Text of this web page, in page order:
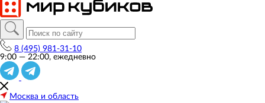
8 (495) 981-31-10
9:00 — 22:00, ежедневно
Москва и область